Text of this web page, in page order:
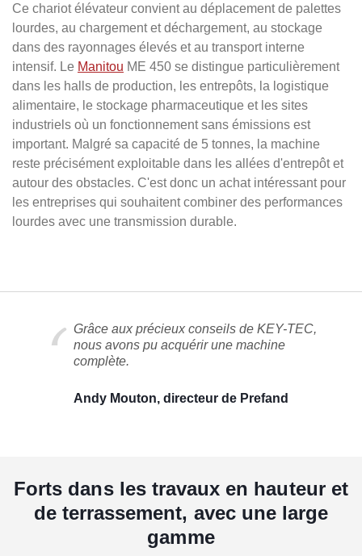
Ce chariot élévateur convient au déplacement de palettes
lourdes, au chargement et déchargement, au stockage
dans des rayonnages élevés et au transport interne
intensif. Le Manitou ME 450 se distingue particulièrement
dans les halls de production, les entrepôts, la logistique
alimentaire, le stockage pharmaceutique et les sites
industriels où un fonctionnement sans émissions est
important. Malgré sa capacité de 5 tonnes, la machine
reste précisément exploitable dans les allées d'entrepôt et
autour des obstacles. C'est donc un achat intéressant pour
les entreprises qui souhaitent combiner des performances
lourdes avec une transmission durable.
Grâce aux précieux conseils de KEY-TEC,
nous avons pu acquérir une machine
complète.
Andy Mouton, directeur de Prefand
Forts dans les travaux en hauteur et
de terrassement, avec une large
gamme